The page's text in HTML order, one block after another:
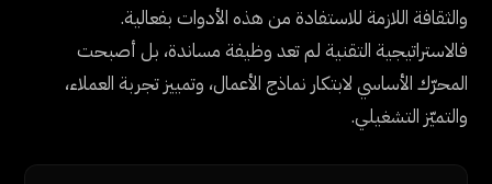
والثقافة اللازمة للاستفادة من هذه الأدوات بفعالية.
فالاستراتيجية التقنية لم تعد وظيفة مساندة، بل أصبحت
المحرّك الأساسي لابتكار نماذج الأعمال، وتمييز تجربة العملاء،
والتميّز التشغيلي.